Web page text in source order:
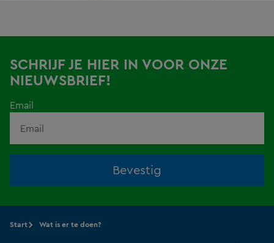
SCHRIJF JE HIER IN VOOR ONZE
NIEUWSBRIEF!
Email
Bevestig
Start Wat is er te doen?